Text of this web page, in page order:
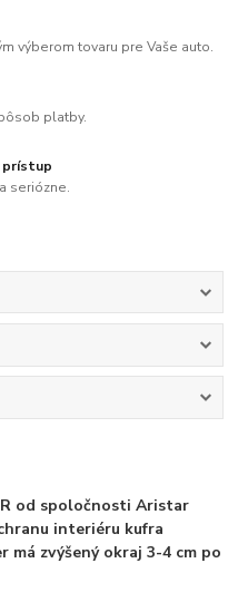
výberom tovaru pre Vaše auto.
platby.
prístup
seriózne.
od spoločnosti Aristar
interiéru kufra
má zvýšený okraj 3-4 cm po